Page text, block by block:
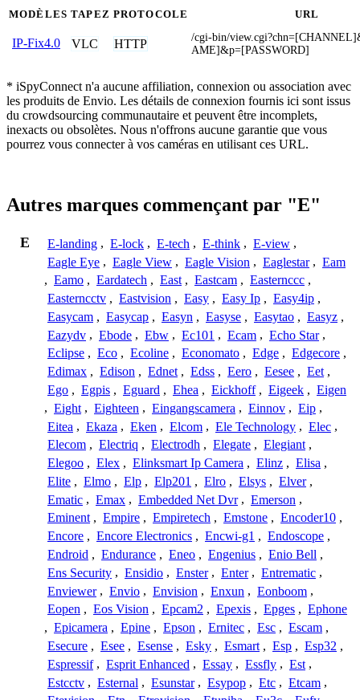
MODÈLES TAPEZ PROTOCOLE URL
IP-Fix4.0 VLC HTTP
/cgi-bin/
AME]&p=[PASSWORD]
* iSpyConnect n'a aucune affiliation, connexion ou association avec
les produits de Envio. Les détails de connexion fournis ici sont issus
du crowdsourcing communautaire et peuvent être incomplets,
inexacts ou obsolètes. Nous n'offrons aucune garantie que vous
pourrez vous connecter à vos caméras en utilisant ces URL.
Autres marques commençant par "E"
E E-landing , E-lock , E-tech , E-think , E-view ,
Eagle Eye , Eagle View , Eagle Vision , Eaglestar , Eam
, Eamo , Eardatech , East , Eastcam , Easternccc ,
Easterncctv , Eastvision , Easy , Easy Ip , Easy4ip ,
Easycam , Easycap , Easyn , Easyse , Easytao , Easyz ,
Eazydv , Ebode , Ebw , Ec101 , Ecam , Echo Star ,
Eclipse , Eco , Ecoline , Economato , Edge , Edgecore ,
Edimax , Edison , Ednet , Edss , Eero , Eesee , Eet ,
Ego , Egpis , Eguard , Ehea , Eickhoff , Eigeek , Eigen
, Eight , Eighteen , Eingangscamera , Einnov , Eip ,
Eitea , Ekaza , Eken , Elcom , Ele Technology , Elec ,
Elecom , Electriq , Electrodh , Elegate , Elegiant ,
Elegoo , Elex , Elinksmart Ip Camera , Elinz , Elisa ,
Elite , Elmo , Elp , Elp201 , Elro , Elsys , Elver ,
Ematic , Emax , Embedded Net Dvr , Emerson ,
Eminent , Empire , Empiretech , Emstone , Encoder10 ,
Encore , Encore Electronics , Encwi-g1 , Endoscope ,
Endroid , Endurance , Eneo , Engenius , Enio Bell ,
Ens Security , Ensidio , Enster , Enter , Entrematic ,
Enviewer , Envio , Envision , Enxun , Eonboom ,
Eopen , Eos Vision , Epcam2 , Epexis , Epges , Ephone
, Epicamera , Epine , Epson , Ernitec , Esc , Escam ,
Esecure , Esee , Esense , Esky , Esmart , Esp , Esp32 ,
Espressif , Esprit Enhanced , Essay , Essfly , Est ,
Estcctv , Esternal , Esunstar , Esypop , Etc , Etcam ,